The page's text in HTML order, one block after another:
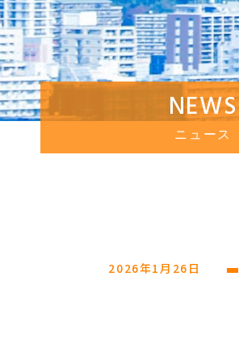
NEWS
ニュース
2026年1月26日